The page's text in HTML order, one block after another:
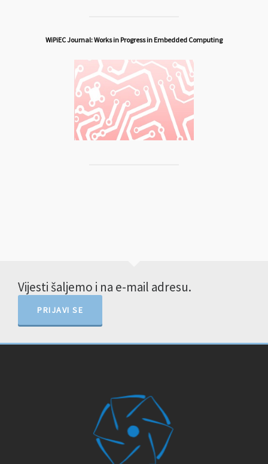
WiPiEC Journal: Works in Progress in Embedded Computing
Vijesti šaljemo i na e-mail adresu.
PRIJAVI SE